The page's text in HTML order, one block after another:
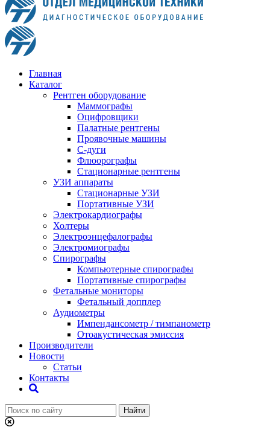
Главная
Каталог
Рентген оборудование
Маммографы
Оцифровщики
Палатные рентгены
Проявочные машины
С-дуги
Флюорографы
Стационарные рентгены
УЗИ аппараты
Стационарные УЗИ
Портативные УЗИ
Электрокардиографы
Холтеры
Электроэнцефалографы
Электромиографы
Спирографы
Компьютерные спирографы
Портативные спирографы
Фетальные мониторы
Фетальный допплер
Аудиометры
Импендансометр / тимпанометр
Отоакустическая эмиссия
Производители
Новости
Статьи
Контакты
Найти